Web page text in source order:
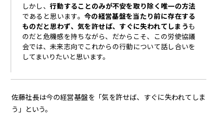
しかし、行動することのみが不安を取り除く唯一の方法
であると思います。 今の経営基盤を当たり前に存在する
ものだと思わず、気を許せば、すぐに失われてしまうも
のだと危機感を持ちながら、だからこそ、この労使協議
会では、未来志向でこれからの行動について話し合いを
してまいりたいと思います。
佐藤社長は今の経営基盤を「気を許せば、すぐに失われてしま
う」という。